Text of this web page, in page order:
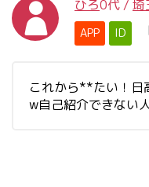
ひろ0代 / 埼
APP ID
これから**たい！日
w自己紹介できない